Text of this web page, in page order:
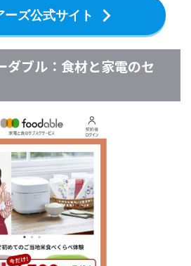
ーズ公式サイト
ダブル：食材と家電のセ